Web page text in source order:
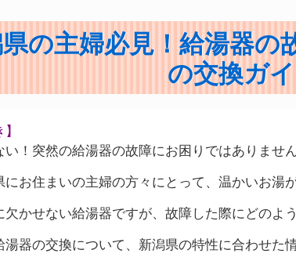
の主婦必見！給湯器の
の交換ガ
い！突然の給湯器の故障にお困りではありませ
にお住まいの主婦の方々にとって、温かいお湯
欠かせない給湯器ですが、故障した際にどのよ
湯器の交換について、新潟県の特性に合わせた